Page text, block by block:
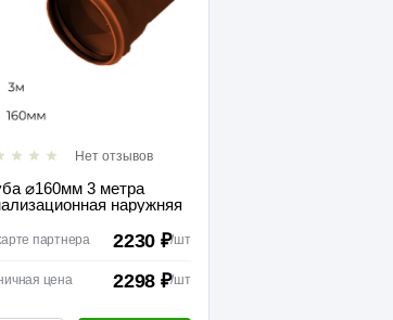
Нет отзывов
⌀160мм 3 метра
наружняя
партнера 2230 ₽/шт
цена 2298 ₽/шт